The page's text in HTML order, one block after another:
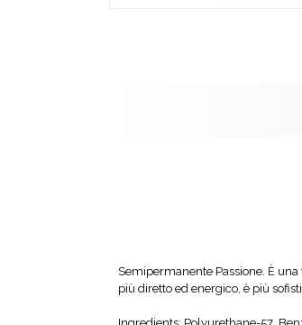
Semipermanente Passione. È
più diretto ed energico, è più